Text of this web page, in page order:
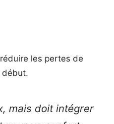
les pertes de
début.
mais doit intégrer